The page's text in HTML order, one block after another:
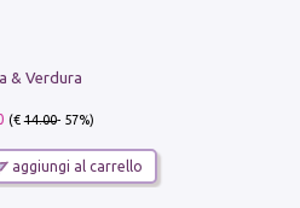
& Verdura
(€14.00- 57%)
aggiungi al carrello